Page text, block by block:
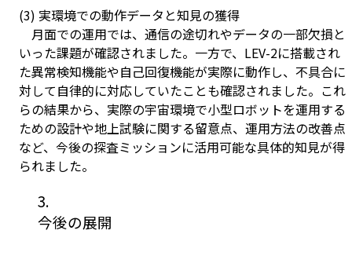
(3) 実環境での動作データと知見の獲得
月面での運用では、通信の途切れやデータの一部欠損と
いった課題が確認されました。一方で、LEV-2に搭載され
た異常検知機能や自己回復機能が実際に動作し、不具合に
対して自律的に対応していたことも確認されました。これ
らの結果から、実際の宇宙環境で小型ロボットを運用する
ための設計や地上試験に関する留意点、運用方法の改善点
など、今後の探査ミッションに活用可能な具体的知見が得
られました。
3.
今後の展開